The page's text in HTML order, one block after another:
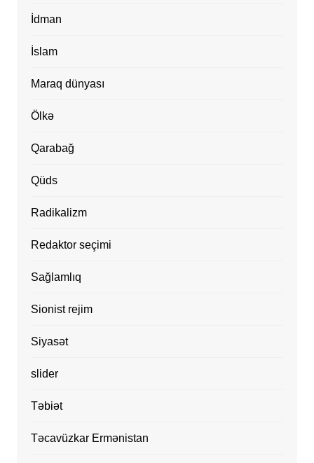
İdman
İslam
Maraq dünyası
Ölkə
Qarabağ
Qüds
Radikalizm
Redaktor seçimi
Sağlamlıq
Sionist rejim
Siyasət
slider
Təbiət
Təcavüzkar Ermənistan